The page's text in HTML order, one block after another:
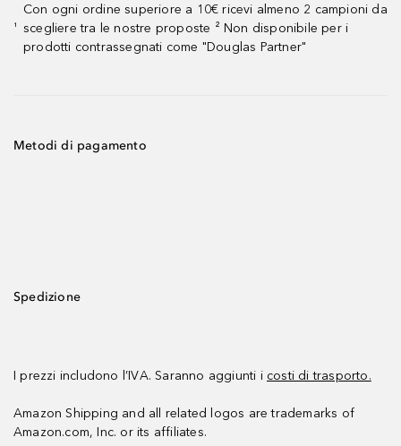
¹
Con ogni ordine superiore a 10€ ricevi almeno 2 campioni da
scegliere tra le nostre proposte ² Non disponibile per i
prodotti contrassegnati come "Douglas Partner"
Metodi di pagamento
Spedizione
I prezzi includono l’IVA. Saranno aggiunti i costi di trasporto.
Amazon Shipping and all related logos are trademarks of
Amazon.com, Inc. or its affiliates.